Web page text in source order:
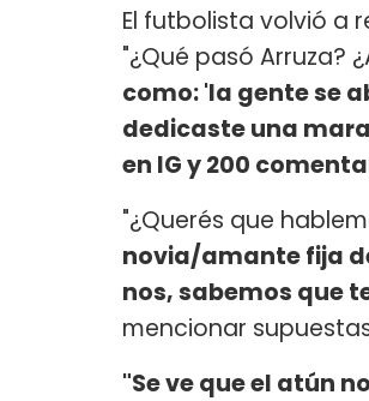
El futbolista volvió a
"¿Qué pasó Arruza?
como: 'la gente se
dedicaste una
en IG y 200
"¿Querés que
novia/amante fija
nos, sabemos que
mencionar
"Se ve que el atún